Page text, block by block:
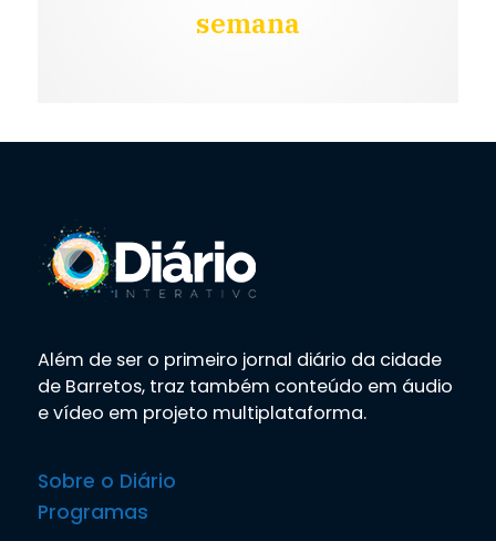
semana
Além de ser o primeiro jornal diário da cidade
de Barretos, traz também conteúdo em áudio
e vídeo em projeto multiplataforma.
Sobre o Diário
Programas